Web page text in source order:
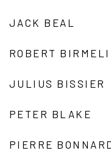
JACK BEAL
ROBERT
JULIUS BISSIER
PETER BLAKE
PIERRE